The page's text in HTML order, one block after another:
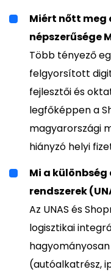
Miért nőtt meg
népszerűsége
Több tényező
felgyorsított
fejlesztői és
legfőképpen a
magyarországi
hiányzó helyi
Mi a különbség
rendszerek
Az UNAS és
logisztikai
(autóalkatrész,